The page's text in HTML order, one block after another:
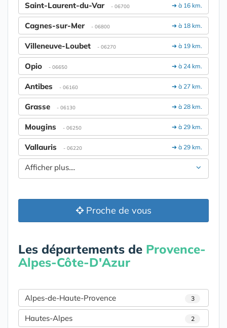
➔ à 16 km.
Saint-Laurent-du-Var - 06700
➔ à 18 km.
Cagnes-sur-Mer - 06800
➔ à 19 km.
Villeneuve-Loubet - 06270
➔ à 24 km.
Opio - 06650
➔ à 27 km.
Antibes - 06160
➔ à 28 km.
Grasse - 06130
➔ à 29 km.
Mougins - 06250
➔ à 29 km.
Vallauris - 06220
Afficher plus....
Proche de vous
Les départements de Provence-
Alpes-Côte-D'Azur
Alpes-de-Haute-Provence 3
Hautes-Alpes 2